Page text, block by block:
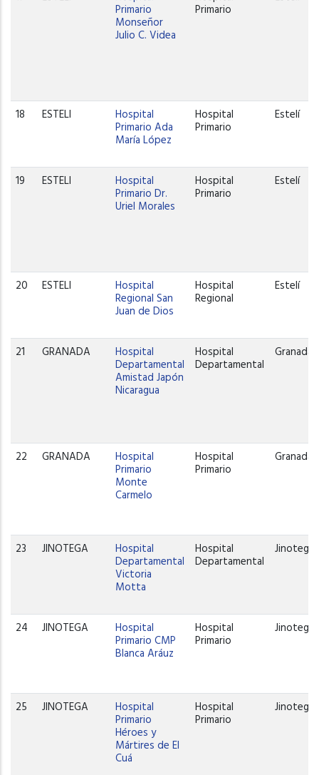
Primario
Monseñor
Julio C. Videa
Primario
18 ESTELI Hospital
Primario Ada
María López
Hospital
Primario
Estelí
19 ESTELI Hospital
Primario Dr.
Uriel Morales
Hospital
Primario
Estelí
20 ESTELI Hospital
Regional San
Juan de Dios
Hospital
Regional
Estelí
21 GRANADA Hospital
Departamental
Amistad Japón
Nicaragua
Hospital
Departamental
Granada
22 GRANADA Hospital
Primario
Monte
Carmelo
Hospital
Primario
Granada
23 JINOTEGA Hospital
Departamental
Victoria
Motta
Hospital
Departamental
Jinotega
24 JINOTEGA Hospital
Primario CMP
Blanca Aráuz
Hospital
Primario
Jinotega
25 JINOTEGA Hospital
Primario
Héroes y
Mártires de El
Cuá
Hospital
Primario
Jinotega